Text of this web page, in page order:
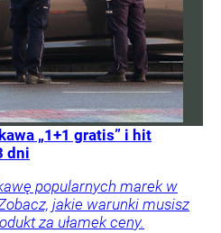
„1+1 gratis” i hit
dni
popularnych marek w
jakie warunki musisz
za ułamek ceny.